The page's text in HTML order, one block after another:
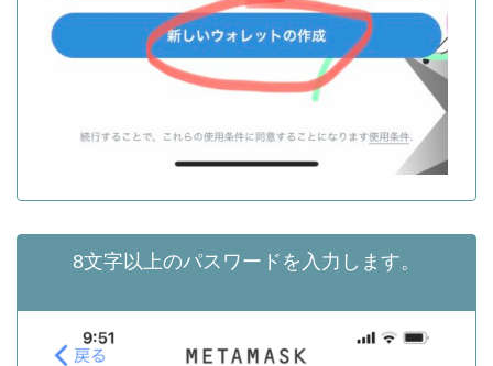
8文字以上のパスワードを入力します。